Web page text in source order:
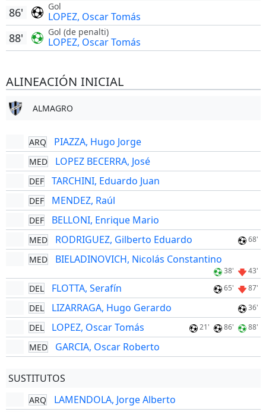
Gol
LOPEZ, Oscar Tomás
86'
Gol (de penalti)
LOPEZ, Oscar Tomás
88'
ALINEACIÓN INICIAL
ALMAGRO
ARQ PIAZZA, Hugo Jorge
MED LOPEZ BECERRA, José
DEF TARCHINI, Eduardo Juan
DEF MENDEZ, Raúl
DEF BELLONI, Enrique Mario
MED RODRIGUEZ, Gilberto Eduardo 68'
MED BIELADINOVICH, Nicolás Constantino
38' 43'
DEL FLOTTA, Serafín 65' 87'
DEL LIZARRAGA, Hugo Gerardo 36'
DEL LOPEZ, Oscar Tomás 21' 86' 88'
MED GARCIA, Oscar Roberto
SUSTITUTOS
ARQ LAMENDOLA, Jorge Alberto